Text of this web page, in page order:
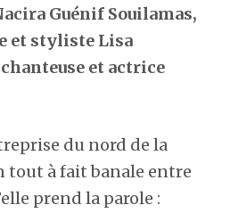
Guénif Souilamas,
et styliste Lisa
et actrice
du nord de la
tout à fait banale entre
prend la parole :